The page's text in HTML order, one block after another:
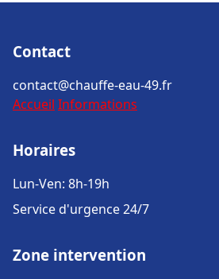
Contact
contact@chauffe-eau-49.fr
Accueil Informations
Horaires
Lun-Ven: 8h-19h
Service d'urgence 24/7
Zone intervention